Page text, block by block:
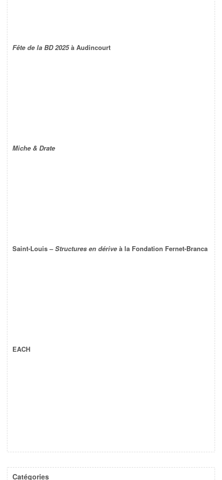
Fête de la BD 2025à Audincourt
Miche & Drate
Saint-Louis –Structures en dérive à la Fondation Fernet-Branca
EACH
Catégories